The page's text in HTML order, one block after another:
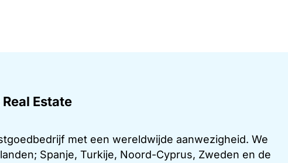
Real Estate
met een wereldwijde aanwezigheid. We
Spanje, Turkije, Noord-Cyprus, Zweden en de